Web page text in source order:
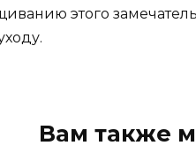
этого
Вам также